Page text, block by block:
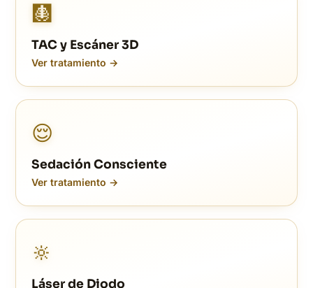
🩻
TAC y Escáner 3D
Ver tratamiento →
😌
Sedación Consciente
Ver tratamiento →
🔆
Láser de Diodo